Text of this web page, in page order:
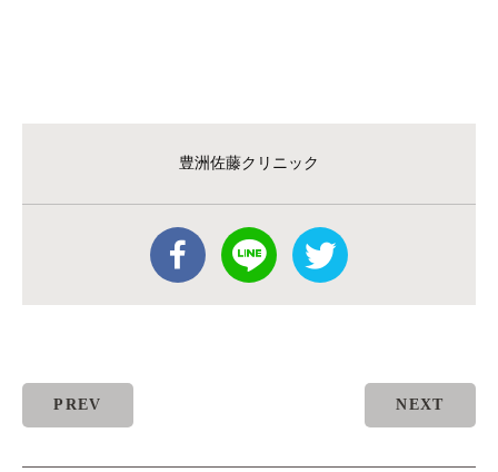
豊洲佐藤クリニック
PREV NEXT